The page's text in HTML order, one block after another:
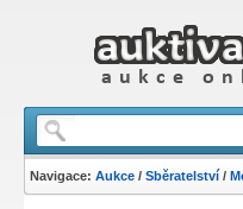
Navigace:Aukce /Sběratelství /